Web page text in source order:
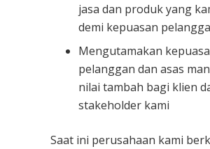
jasa dan produk yang
demi kepuasan
Mengutamakan
pelanggan dan asas
nilai tambah bagi klien
stakeholder kami
Saat ini perusahaan kami